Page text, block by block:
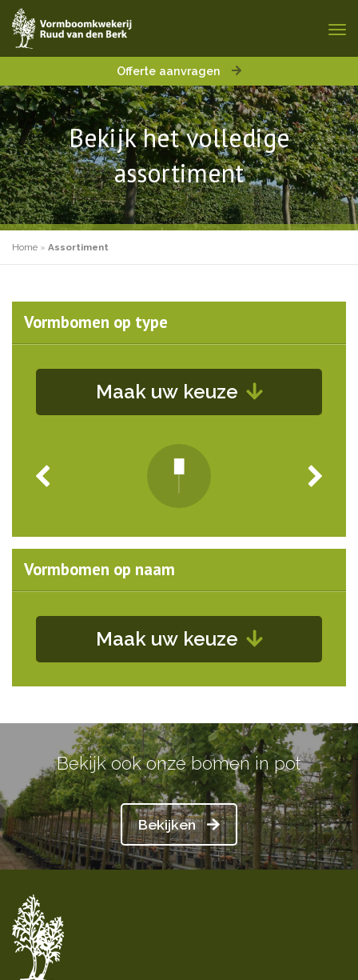
Offerte aanvragen
Bekijk het volledige
assortiment
Home » Assortiment
Vormbomen op type
Maak uw keuze
Vormbomen op naam
Maak uw keuze
Bekijk ook onze bomen in pot
Bekijken